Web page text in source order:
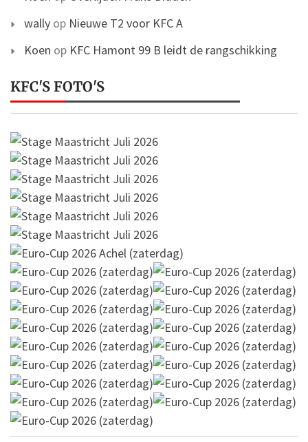
wally op Nieuwe T2 voor KFC A
Koen op KFC Hamont 99 B leidt de rangschikking
KFC'S FOTO'S